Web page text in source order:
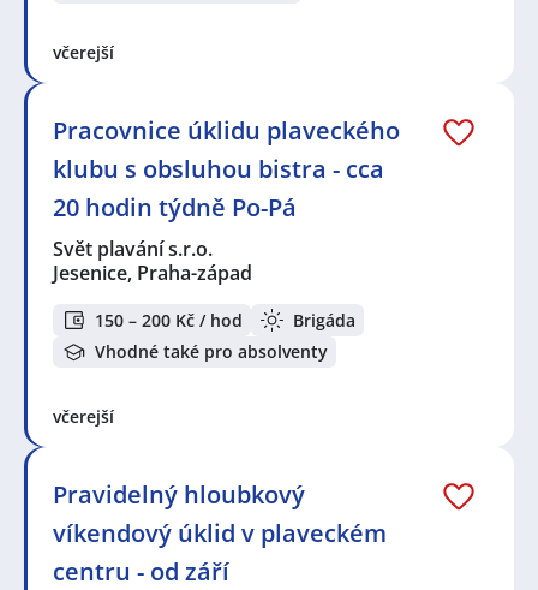
včerejší
Pracovnice úklidu plaveckého
klubu s obsluhou bistra - cca
20 hodin týdně Po-Pá
Svět plavání s.r.o.
Jesenice, Praha-západ
150 – 200 Kč / hod
Brigáda
Vhodné také pro absolventy
včerejší
Pravidelný hloubkový
víkendový úklid v plaveckém
centru - od září